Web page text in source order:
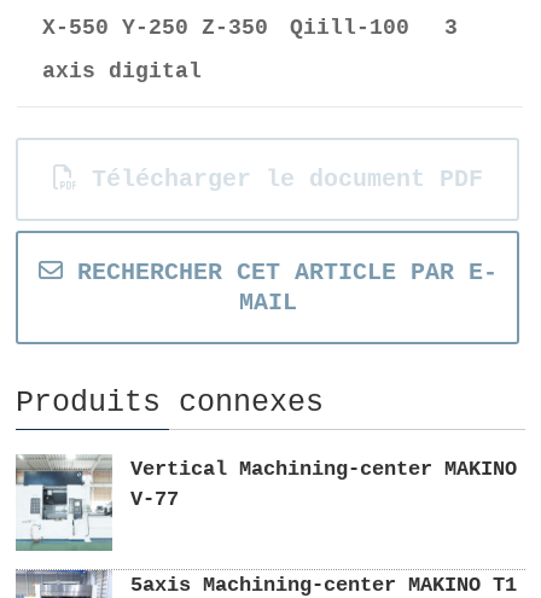
X-550 Y-250 Z-350 Qiill-100 3
axis digital
Télécharger le document PDF
RECHERCHER CET ARTICLE PAR E-
MAIL
Produits connexes
Vertical Machining-center MAKINO
V-77
5axis Machining-center MAKINO T1